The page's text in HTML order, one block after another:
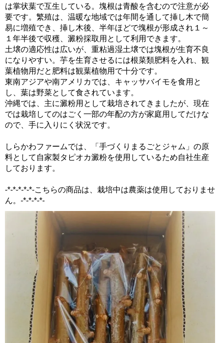
は掌状葉で互生している。塊根は青酸を含むので注意が必
要です。繁殖は、温暖な地域では年間を通して挿し木で簡
易に増殖でき、挿し木後、半年ほどで塊根が形成され１～
１年半後で収穫、澱粉採取用として利用できます。
土壌の適応性は広いが、重粘過湿土壌では塊根が生育不良
になりやすい。芋を生育させるには根菜類肥料を入れ、観
葉植物用だと肥料は観葉植物用で十分です。
東南アジアや南アメリカでは、キャッサバイモを食用と
し、葉は野菜として食されています。
沖縄では、主に澱粉用として栽培されてきましたが、現在
では栽培してのはごく一部の年配の方が家庭用してだけな
ので、手に入りにく状況です。
しらかわファームでは、「手づくりまるごとジャム」の原
料として自家製タピオカ澱粉を使用しているため自社生産
しております。
-*-*-*-*-*-こちらの商品は、栽培中は農薬は使用しておりませ
ん。-*-*-*-*-